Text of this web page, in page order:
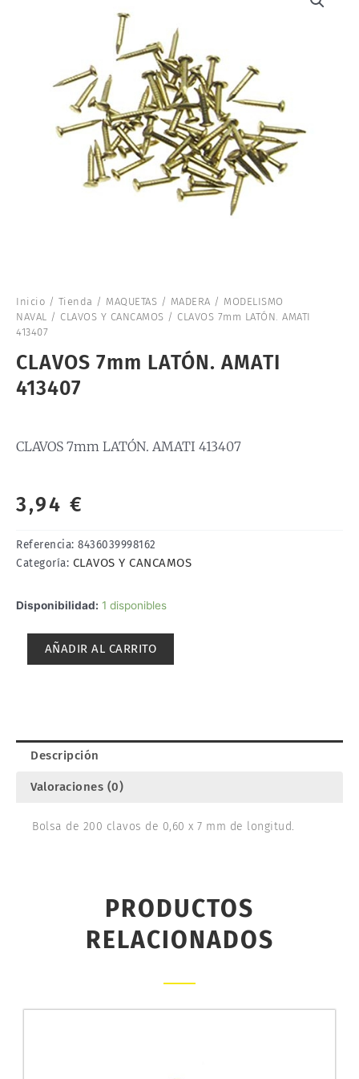
Inicio / Tienda / MAQUETAS / MADERA / MODELISMO
NAVAL / CLAVOS Y CANCAMOS / CLAVOS 7mm LATÓN. AMATI
413407
CLAVOS 7mm LATÓN. AMATI
413407
CLAVOS 7mm LATÓN. AMATI 413407
3,94 €
Referencia: 8436039998162
Categoría: CLAVOS Y CANCAMOS
Disponibilidad: 1 disponibles
CLAVOS
LATÓN.
AÑADIR AL CARRITO
Descripción
Valoraciones (0)
Bolsa de 200 clavos de 0,60 x 7 mm de longitud.
PRODUCTOS
RELACIONADOS